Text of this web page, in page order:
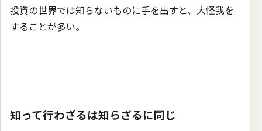
投資の世界では知らないものに手を出すと、大怪我を
することが多い。
知って行わざるは知らざるに同じ